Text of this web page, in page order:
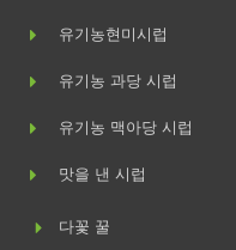
유기농현미시럽
유기농 과당 시럽
유기농 맥아당 시럽
맛을 낸 시럽
다꽃 꿀